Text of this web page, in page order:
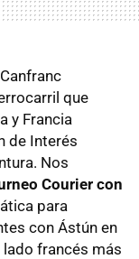
Canfranc
que
y Francia
de Interés
Nos
Courier con
para
con Ástún en
francés más